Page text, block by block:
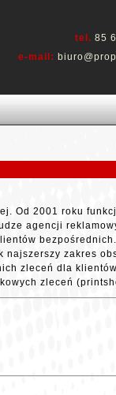
tel. 85
e-mail:
Od 2001 roku
agencji
bezpośrednich.
najszerszy zakres
zleceń dla klientów
zleceń